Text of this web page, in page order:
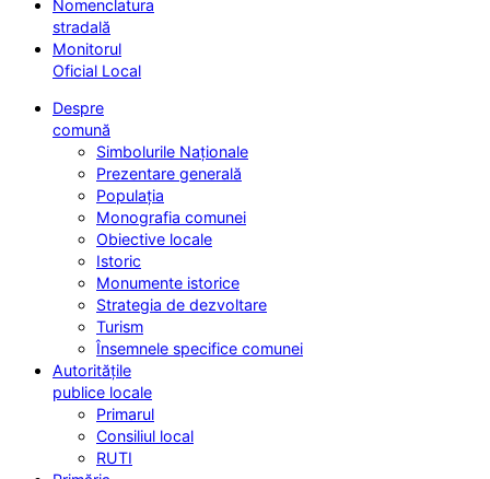
Nomenclatura
stradală
Monitorul
Oficial Local
Despre
comună
Simbolurile Naționale
Prezentare generală
Populația
Monografia comunei
Obiective locale
Istoric
Monumente istorice
Strategia de dezvoltare
Turism
Însemnele specifice comunei
Autoritățile
publice locale
Primarul
Consiliul local
RUTI